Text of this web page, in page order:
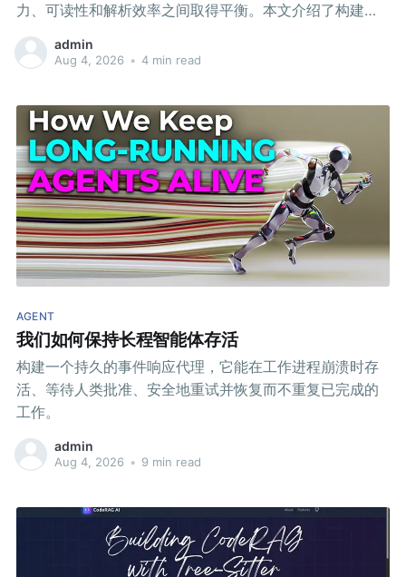
力、可读性和解析效率之间取得平衡。本文介绍了构建
Tree-sitter语法的关键思想和实际示例。
admin
Aug 4, 2026 • 4 min read
AGENT
我们如何保持长程智能体存活
构建一个持久的事件响应代理，它能在工作进程崩溃时存
活、等待人类批准、安全地重试并恢复而不重复已完成的
工作。
admin
Aug 4, 2026 • 9 min read